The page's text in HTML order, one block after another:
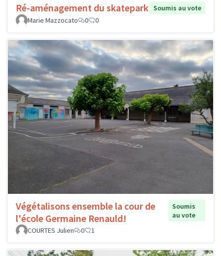
Ré-aménagement du skatepark Soumis au vote
Marie Mazzocato
0 0
Végétalisons ensemble la cour de
l'école Germaine Renauld!
Soumis
au vote
COURTES Julien
0 1